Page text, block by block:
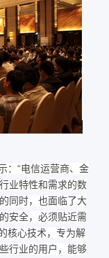
：“电信运营商、金
业特性和需求的数
同时，也面临了大
安全，必须贴近需
核心技术，专为解
行业的用户，能够